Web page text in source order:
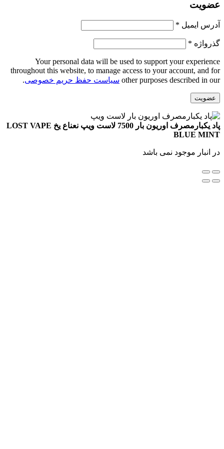
ایمیل*الزامی
*الزامی
Your personal data will be used to support your
throughout this website, to manage access to your account,
other purposes described سیاست حفظ حریم خصوصی.
پاد یکبارمصرف اوریون بار 7500 لاست ویپ نعناع یخ LOST VAPE
BLUE
موجود نمی باشد